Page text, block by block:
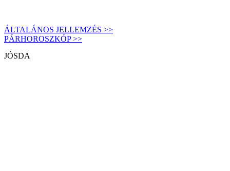
ÁLTALÁNOS JELLEMZÉS >>
PÁRHOROSZKÓP >>
JÓSDA